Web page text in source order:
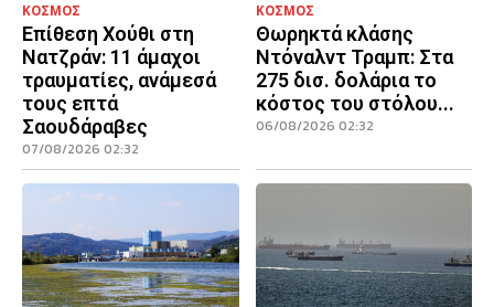
ΚΟΣΜΟΣ
Επίθεση Χούθι στη
Νατζράν: 11 άμαχοι
τραυματίες, ανάμεσά
τους επτά
Σαουδάραβες
07/08/2026 02:32
ΚΟΣΜΟΣ
Θωρηκτά κλάσης
Ντόναλντ Τραμπ: Στα
275 δισ. δολάρια το
κόστος του στόλου...
06/08/2026 02:32